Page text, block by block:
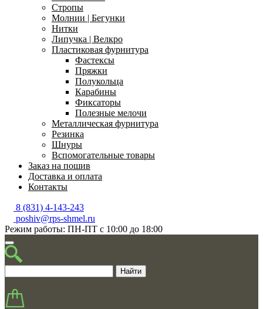
Стропы
Молнии | Бегунки
Нитки
Липучка | Велкро
Пластиковая фурнитура
Фастексы
Пряжки
Полукольца
Карабины
Фиксаторы
Полезные мелочи
Металлическая фурнитура
Резинка
Шнуры
Вспомогательные товары
Заказ на пошив
Доставка и оплата
Контакты
8 (831) 4-143-243
poshiv@rps-shmel.ru
Режим работы: ПН-ПТ с 10:00 до 18:00
Найти